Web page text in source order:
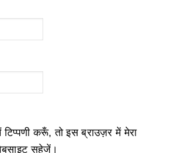
करूँ, तो इस ब्राउज़र में मेरा
सहेजें।